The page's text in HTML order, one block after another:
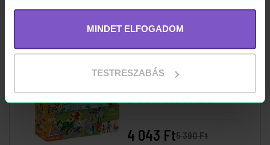
MINDET ELFOGADOM
TESTRESZABÁS
RAKTÁRON Kosárba
-25%
Playmobil 70919
DUCK ON CALL
versenybaleset
5 390 Ft
4 043 Ft